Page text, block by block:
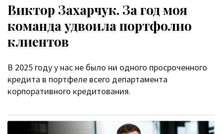
Виктор Захарчук. За год моя
команда удвоила портфолио
клиентов
В 2025 году у нас не было ни одного просроченного
кредита в портфеле всего департамента
корпоративного кредитования.